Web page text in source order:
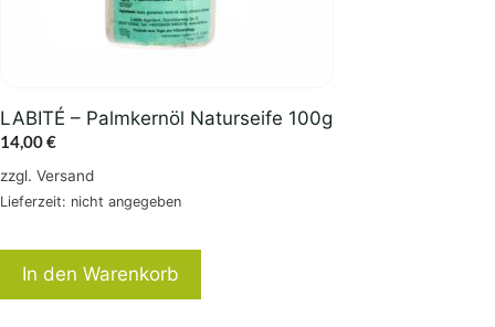
LABITÉ – Palmkernöl Naturseife 100g
14,00€
zzgl. Versand
Lieferzeit: nicht angegeben
In den Warenkorb